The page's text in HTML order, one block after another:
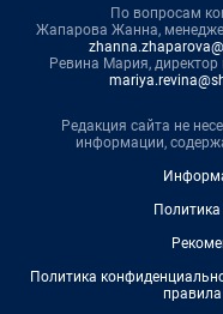
По вопросам
Жапарова Жанна,
Ревина Мария,
Редакция сайта не
информации,
Политика